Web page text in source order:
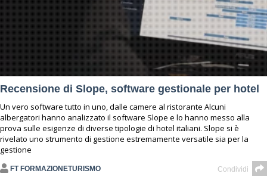
Recensione di Slope, software gestionale per hotel
Un vero software tutto in uno, dalle camere al ristorante Alcuni
albergatori hanno analizzato il software Slope e lo hanno messo alla
prova sulle esigenze di diverse tipologie di hotel italiani. Slope si è
rivelato uno strumento di gestione estremamente versatile sia per la
gestione
FT FORMAZIONETURISMO Condividi